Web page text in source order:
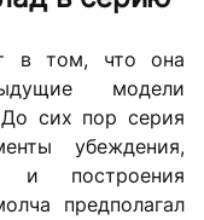
в том, что она
модели
сих пор серия
убеждения,
и построения
предполагал